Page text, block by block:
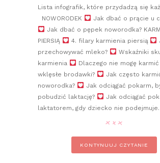
Lista infografik, które przydadzą się
NOWORODEK
Jak dbać o prącie u
Jak dbać o pępek noworodka?
PIERSIĄ
4. filary karmienia piersią
przechowywać mleko?
Wskaźniki
karmienia
Dlaczego nie mogę
wklęsłe brodawki?
Jak często
noworodka?
Jak odciągać pokarm,
pobudzić laktację?
Jak odciągać
laktatorem, gdy dziecko nie
KONTYNUUJ CZYTANIE